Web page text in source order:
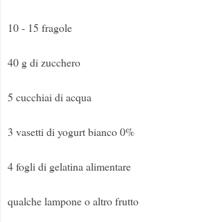
10 - 15 fragole
40 g di zucchero
5 cucchiai di acqua
3 vasetti di yogurt bianco 0%
4 fogli di gelatina alimentare
qualche lampone o altro frutto